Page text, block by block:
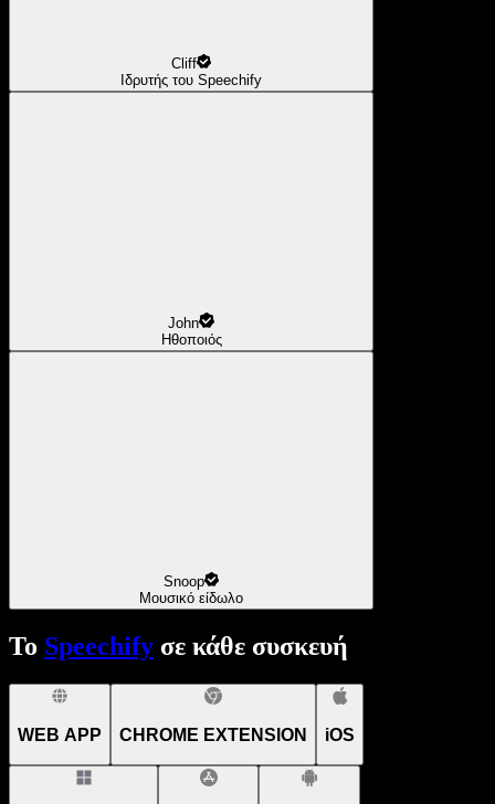
Cliff
Ιδρυτής του Speechify
John
Ηθοποιός
Snoop
Μουσικό είδωλο
Το Speechify σε κάθε συσκευή
WEB APP CHROME EXTENSION iOS